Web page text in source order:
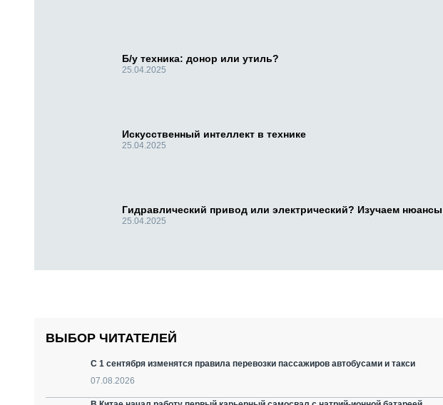
Б/у техника: донор или утиль?
25.04.2025
Искусственный интеллект в технике
25.04.2025
Гидравлический привод или электрический? Изучаем нюансы
25.04.2025
ВЫБОР ЧИТАТЕЛЕЙ
С 1 сентября изменятся правила перевозки пассажиров автобусами и такси
07.08.2026